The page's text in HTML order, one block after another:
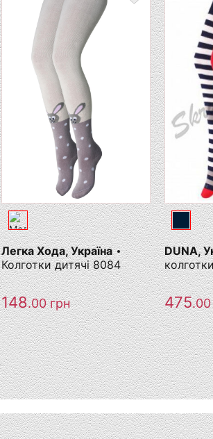
Легка Хода, Україна
Колготки дитячі 8084
148.00грн
DUNA,
475.00